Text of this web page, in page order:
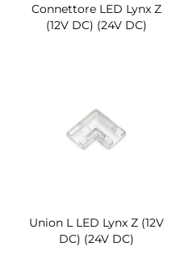
Connettore LED Lynx Z
(12V DC) (24V DC)
Union L LED Lynx Z (12V
DC) (24V DC)